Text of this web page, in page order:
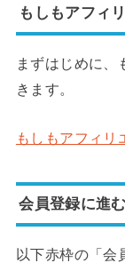
もしもアフィ
まずはじめに、
きます。
もしもアフィリ
会員登録に進む
以下赤枠の「会